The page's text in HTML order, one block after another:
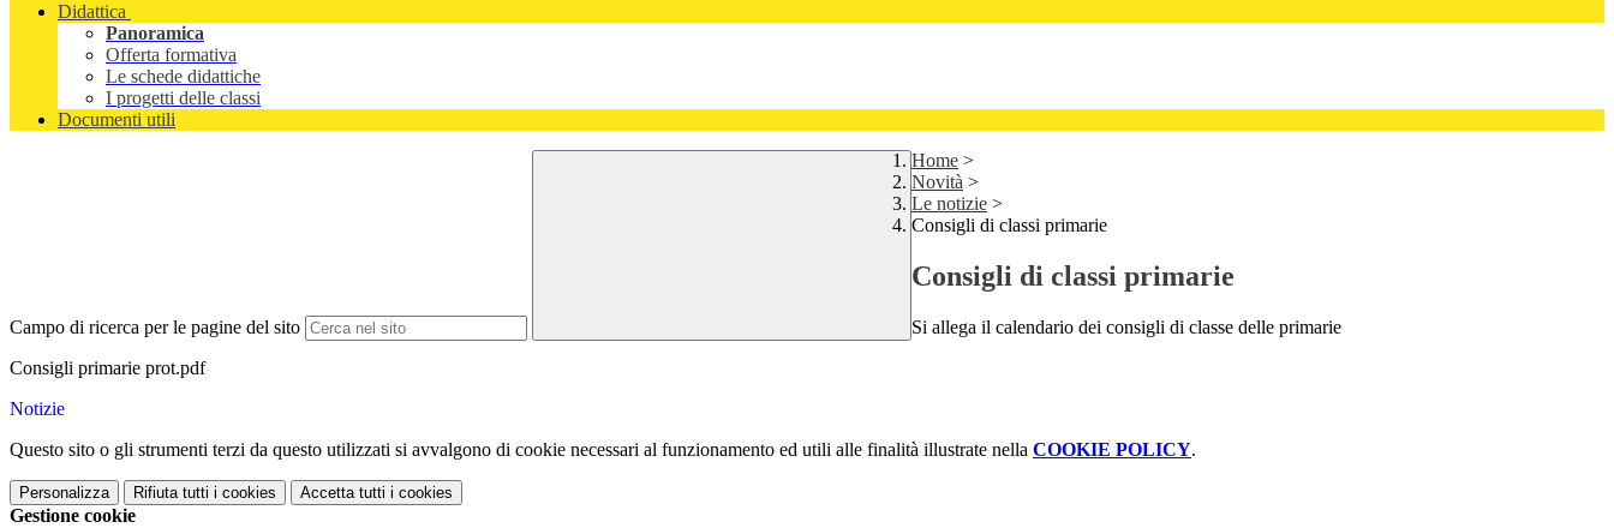
Didattica
Panoramica
Offerta formativa
Le schede didattiche
I progetti delle classi
Documenti utili
Campo di ricerca per le pagine del sito
Home >
Novità >
Le notizie >
Consigli di classi primarie
Consigli di classi primarie
Si allega il calendario dei consigli di classe delle primarie
Consigli primarie prot.pdf
Notizie
Questo sito o gli strumenti terzi da questo utilizzati si avvalgono di cookie necessari al funzionamento ed utili alle finalità illustrate nella COOKIE POLICY.
Personalizza Rifiuta tutti i cookies Accetta tutti i cookies
Gestione cookie